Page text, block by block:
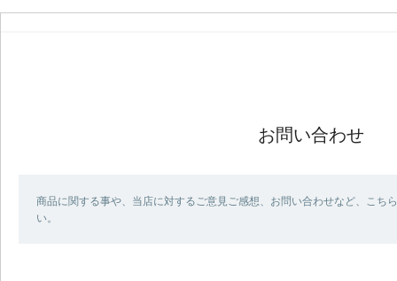
お問い合わせ
商品に関する事や、当店に対するご意見ご感想、お問い合わせなど、こち
い。